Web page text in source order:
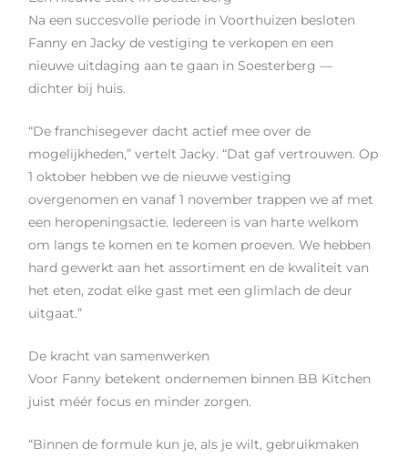
Na een succesvolle periode in Voorthuizen besloten
Fanny en Jacky de vestiging te verkopen en een
nieuwe uitdaging aan te gaan in Soesterberg —
dichter bij huis.
“De franchisegever dacht actief mee over de
mogelijkheden,” vertelt Jacky. “Dat gaf vertrouwen. Op
1 oktober hebben we de nieuwe vestiging
overgenomen en vanaf 1 november trappen we af met
een heropeningsactie. Iedereen is van harte welkom
om langs te komen en te komen proeven. We hebben
hard gewerkt aan het assortiment en de kwaliteit van
het eten, zodat elke gast met een glimlach de deur
uitgaat.”
De kracht van samenwerken
Voor Fanny betekent ondernemen binnen BB Kitchen
juist méér focus en minder zorgen.
“Binnen de formule kun je, als je wilt, gebruikmaken